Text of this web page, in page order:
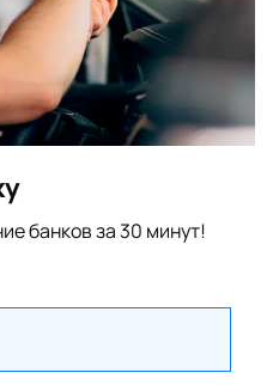
банков за 30 минут!